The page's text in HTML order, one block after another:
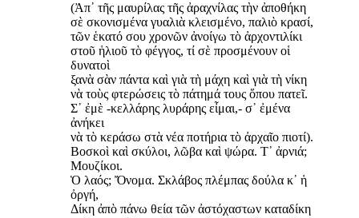
(Ἀπ᾿ τῆς μαυρίλας τῆς ἀραχνίλας τὴν ἀποθήκη
σὲ σκονισμένα γυαλιὰ κλεισμένο, παλιὸ κρασί,
τῶν ἑκατό σου χρονῶν ἀνοίγω τὸ ἀρχοντιλίκι
στοῦ ἡλιοῦ τὸ φέγγος, τί σὲ προσμένουν οἱ
δυνατοὶ
ξανὰ σὰν πάντα καὶ γιὰ τὴ μάχη καὶ γιὰ τὴ νίκη
νὰ τοὺς φτερώσεις τὸ πάτημά τους ὅπου πατεῖ.
Σ᾿ ἐμὲ -κελλάρης λυράρης εἶμαι,- σ᾿ ἐμένα
ἀνήκει
νὰ τὸ κεράσω στὰ νέα ποτήρια τὸ ἀρχαῖο πιοτί).
Βοσκοὶ καὶ σκύλοι, λῶβα καὶ ψώρα. Τ᾿ ἀρνιά;
Μουζίκοι.
Ὁ λαός; Ὄνομα. Σκλάβος πλέμπας δούλα κ᾿ ἡ
ὀργή,
Δίκη ἀπὸ πάνω θεία τῶν ἀστόχαστων καταδίκη